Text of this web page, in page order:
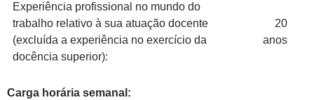
Experiência profissional no mundo do
trabalho relativo à sua atuação docente
(excluída a experiência no exercício da
docência superior):
20
anos
Carga horária semanal: